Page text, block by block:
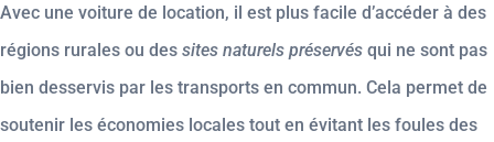
Avec une voiture de location, il est plus facile d’accéder à des
régions rurales ou des sites naturels préservés qui ne sont pas
bien desservis par les transports en commun. Cela permet de
soutenir les économies locales tout en évitant les foules des